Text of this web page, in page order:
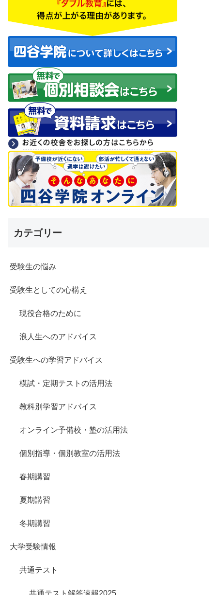
カテゴリー
受験生の悩み
受験生としての心構え
現役合格のために
浪人生へのアドバイス
受験生への学習アドバイス
模試・定期テストの活用法
教科別学習アドバイス
オンライン予備校・塾の活用法
個別指導・個別教室の活用法
春期講習
夏期講習
冬期講習
大学受験情報
共通テスト
共通テスト解答速報2025